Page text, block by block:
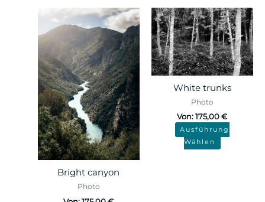
Bright canyon
Photo
White trunks
Photo
Von:175,00€
Ausführung
Wählen